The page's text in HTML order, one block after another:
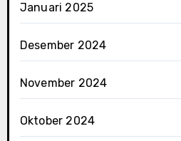
Januari 2025
Desember 2024
November 2024
Oktober 2024